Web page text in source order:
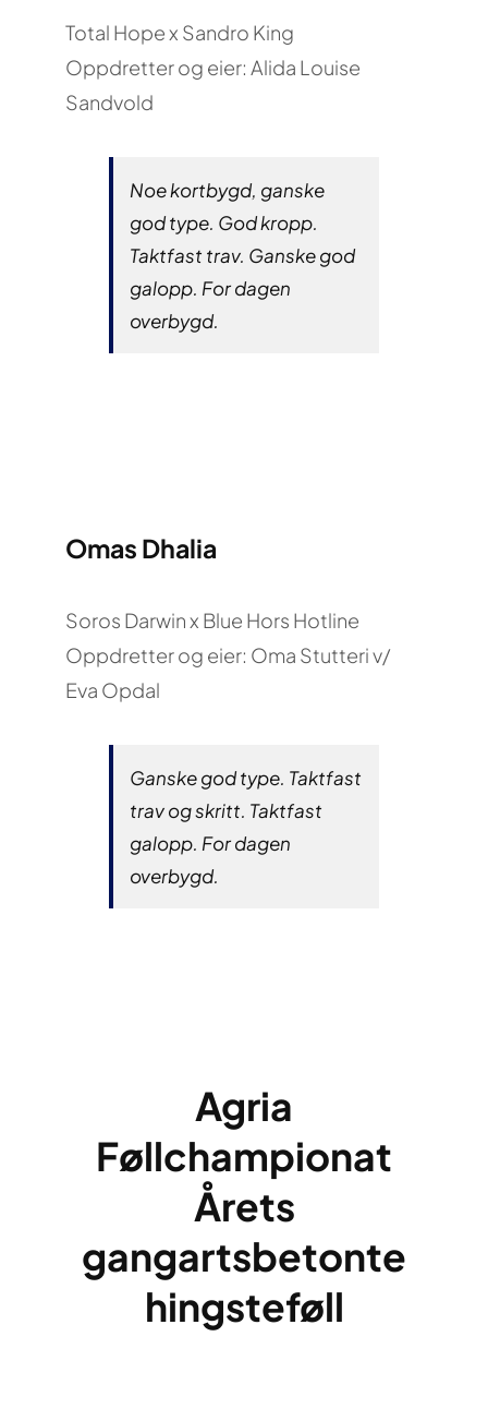
Total Hope x Sandro King
Oppdretter og eier: Alida Louise
Sandvold
Noe kortbygd, ganske
god type. God kropp.
Taktfast trav. Ganske god
galopp. For dagen
overbygd.
Omas Dhalia
Soros Darwin x Blue Hors Hotline
Oppdretter og eier: Oma Stutteri v/
Eva Opdal
Ganske god type. Taktfast
trav og skritt. Taktfast
galopp. For dagen
overbygd.
Agria
Føllchampionat
Årets
gangartsbetonte
hingsteføll